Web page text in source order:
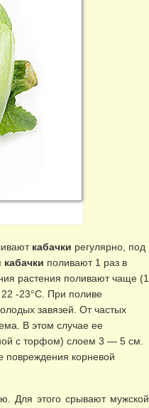
кабачки регулярно, под
кабачки поливают 1 раз в
растения поливают чаще (1
-23°С. При поливе
завязей. От частых
В этом случае ее
с торфом) слоем 3 — 5 см.
повреждения корневой
Для этого срывают мужской